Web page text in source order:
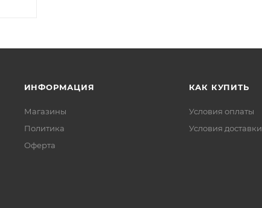
ИНФОРМАЦИЯ
Магазины
Политика
Офертa
КАК КУПИТЬ
Условия оплаты
Условия доставки